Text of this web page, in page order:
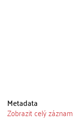
Metadata
Zobrazit celý záznam